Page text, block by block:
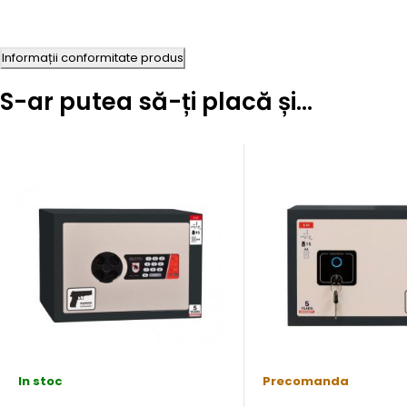
Informații conformitate produs
S-ar putea să-ți placă și…
In stoc
Precomanda